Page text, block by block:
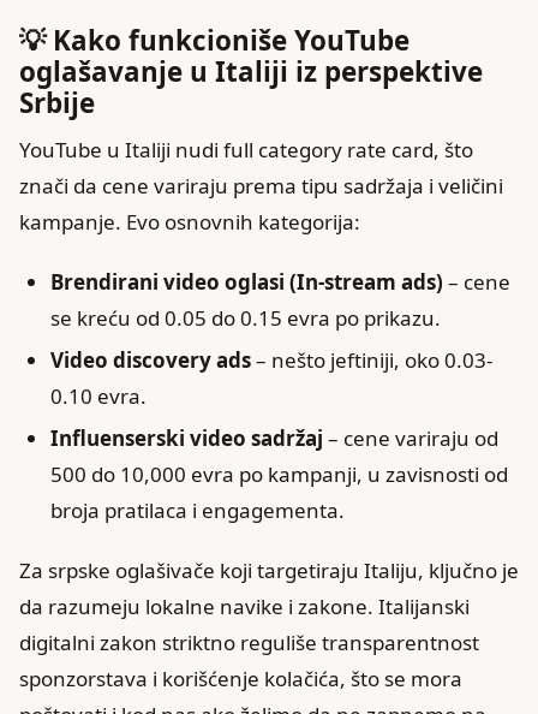
💡 Kako funkcioniše YouTube
oglašavanje u Italiji iz perspektive
Srbije
YouTube u Italiji nudi full category rate card, što
znači da cene variraju prema tipu sadržaja i veličini
kampanje. Evo osnovnih kategorija:
Brendirani video oglasi (In-stream ads) – cene
se kreću od 0.05 do 0.15 evra po prikazu.
Video discovery ads– nešto jeftiniji, oko 0.03-
0.10 evra.
Influenserski video sadržaj – cene variraju od
500 do 10,000 evra po kampanji, u zavisnosti od
broja pratilaca i engagementa.
Za srpske oglašivače koji targetiraju Italiju, ključno je
da razumeju lokalne navike i zakone. Italijanski
digitalni zakon striktno reguliše transparentnost
sponzorstava i korišćenje kolačića, što se mora